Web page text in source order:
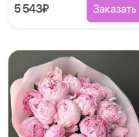
5 543₽ Заказать